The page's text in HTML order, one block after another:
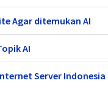
Agar ditemukan AI
AI
Server Indonesia